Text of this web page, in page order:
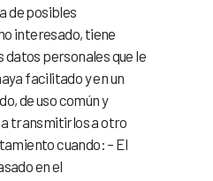
de posibles
interesado, tiene
personales que le
facilitado y en un
de uso común y
transmitirlos a otro
cuando: – El
en el